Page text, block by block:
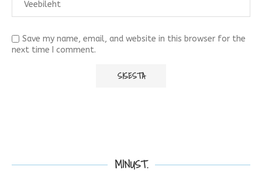
Save my name, email, and website in this browser for the
next time I comment.
MINUST.